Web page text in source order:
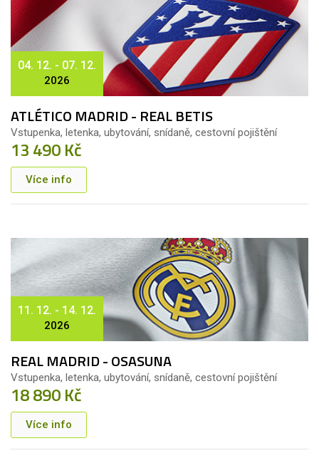
04. 12. - 07. 12.
2026
ATLÉTICO MADRID - REAL BETIS
Vstupenka, letenka, ubytování, snídaně, cestovní pojištění
13 490 Kč
Více info
11. 12. - 14. 12.
2026
REAL MADRID - OSASUNA
Vstupenka, letenka, ubytování, snídaně, cestovní pojištění
18 890 Kč
Více info